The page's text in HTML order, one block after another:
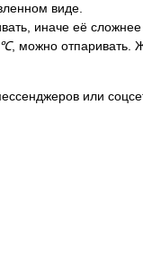
виде.
иначе её сложнее
℃, можно отпаривать.
или